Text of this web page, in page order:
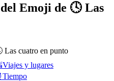
Emoji de 🕓 Las
Las cuatro en punto
y lugares